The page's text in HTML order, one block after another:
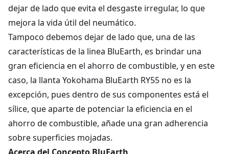
dejar de lado que evita el desgaste irregular, lo que
mejora la vida útil del neumático.
Tampoco debemos dejar de lado que, una de las
características de la linea BluEarth, es brindar una
gran eficiencia en el ahorro de combustible, y en este
caso, la llanta Yokohama BluEarth RY55 no es la
excepción, pues dentro de sus componentes está el
sílice, que aparte de potenciar la eficiencia en el
ahorro de combustible, añade una gran adherencia
sobre superficies mojadas.